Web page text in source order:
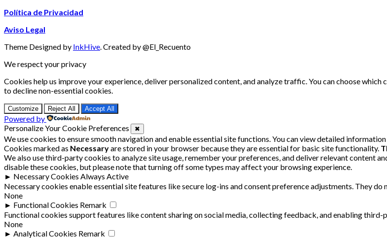
Política de Privacidad
Aviso Legal
Theme Designed by InkHive.Created by @El_Recuento
We respect your privacy
Cookies help us improve your experience, deliver personalized content, and analyze traffic. You can choose
to decline non-essential cookies.
Customize Reject All Accept All
Powered by
Personalize Your Cookie Preferences
✖
We use cookies to ensure smooth navigation and enable essential site functions. You can view detailed
Cookies marked as Necessaryare stored in your browser because they are essential for basic site functionality.
We also use third-party cookies to analyze site usage, remember your preferences, and deliver relevant content
disable these cookies, but please note that turning off some types may affect your browsing experience.
► Necessary Cookies Always Active
Necessary cookies enable essential site features like secure log-ins and consent preference adjustments. They do
None
► Functional Cookies Remark
Functional cookies support features like content sharing on social media, collecting feedback, and enabling third-
None
► Analytical Cookies Remark